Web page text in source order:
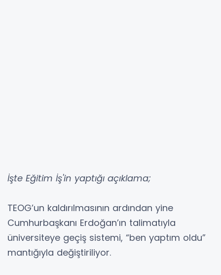
İşte Eğitim İş'in yaptığı açıklama;
TEOG’un kaldırılmasının ardından yine
Cumhurbaşkanı Erdoğan’ın talimatıyla
üniversiteye geçiş sistemi, “ben yaptım oldu”
mantığıyla değiştiriliyor.